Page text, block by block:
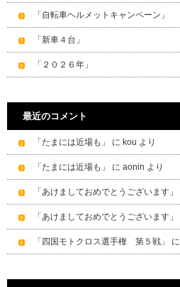
「自転車ヘルメットキャンペーン」
「新車４台」
「２０２６年」
最近のコメント
「たまには近場も」 に kou より
「たまには近場も」 に aonin より
「あけましておめでとうございます」
「あけましておめでとうございます」
「四国モトクロス選手権 第５戦」 に